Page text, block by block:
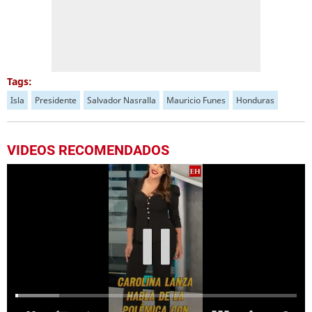
Tags:
Isla Presidente Salvador Nasralla Mauricio Funes Honduras
VIDEOS RECOMENDADOS